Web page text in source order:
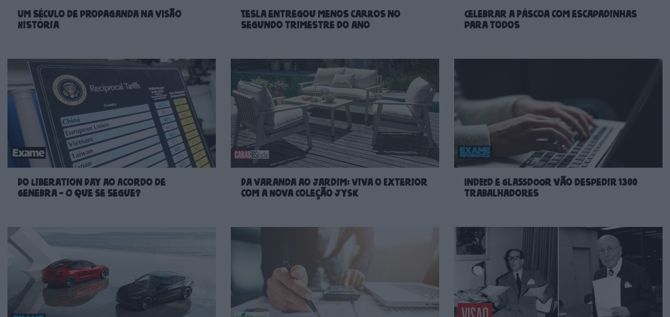
Um século de propaganda na VISÃO
História
Tesla entregou menos carros no
segundo trimestre do ano
Celebrar a Páscoa com escapadinhas
para todos
Do Liberation Day ao Acordo de
Genebra – O que se segue?
Da Varanda ao Jardim: Viva o Exterior
com a Nova Coleção JYSK
Indeed e Glassdoor vão despedir 1300
trabalhadores